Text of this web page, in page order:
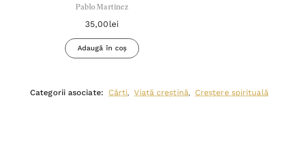
Pablo Martinez
35,00lei
Adaugă în coș
Categorii asociate: Cărți, Viață creștină, Creștere spirituală